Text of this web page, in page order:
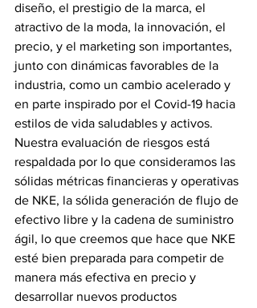
diseño, el prestigio de la marca, el
atractivo de la moda, la innovación, el
precio, y el marketing son importantes,
junto con dinámicas favorables de la
industria, como un cambio acelerado y
en parte inspirado por el Covid-19 hacia
estilos de vida saludables y activos.
Nuestra evaluación de riesgos está
respaldada por lo que consideramos las
sólidas métricas financieras y operativas
de NKE, la sólida generación de flujo de
efectivo libre y la cadena de suministro
ágil, lo que creemos que hace que NKE
esté bien preparada para competir de
manera más efectiva en precio y
desarrollar nuevos productos